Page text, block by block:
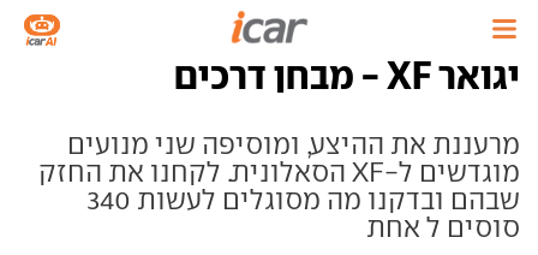
יגואר XF - מבחן דרכים
מרעננת את ההיצע, ומוסיפה שני מנועים
מוגדשים ל-XF הסאלונית. לקחנו את החזק
שבהם ובדקנו מה מסוגלים לעשות 340
סוסים ל אחת